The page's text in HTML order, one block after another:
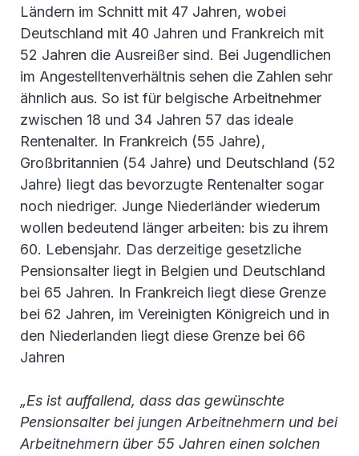
Ländern im Schnitt mit 47 Jahren, wobei
Deutschland mit 40 Jahren und Frankreich mit
52 Jahren die Ausreißer sind. Bei Jugendlichen
im Angestelltenverhältnis sehen die Zahlen sehr
ähnlich aus. So ist für belgische Arbeitnehmer
zwischen 18 und 34 Jahren 57 das ideale
Rentenalter. In Frankreich (55 Jahre),
Großbritannien (54 Jahre) und Deutschland (52
Jahre) liegt das bevorzugte Rentenalter sogar
noch niedriger. Junge Niederländer wiederum
wollen bedeutend länger arbeiten: bis zu ihrem
60. Lebensjahr. Das derzeitige gesetzliche
Pensionsalter liegt in Belgien und Deutschland
bei 65 Jahren. In Frankreich liegt diese Grenze
bei 62 Jahren, im Vereinigten Königreich und in
den Niederlanden liegt diese Grenze bei 66
Jahren
„Es ist auffallend, dass das gewünschte
Pensionsalter bei jungen Arbeitnehmern und bei
Arbeitnehmern über 55 Jahren einen solchen